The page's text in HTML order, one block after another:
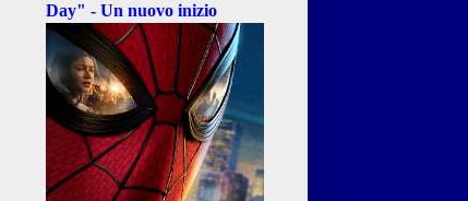
Day" - Un nuovo inizio